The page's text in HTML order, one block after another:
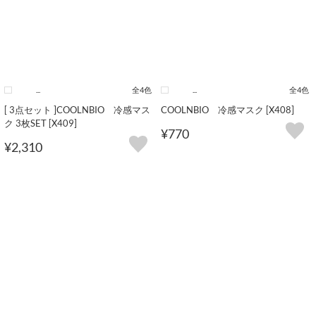
全4色
[ 3点セット ]COOLNBIO 冷感マス
ク 3枚SET [X409]
¥2,310
全4色
COOLNBIO 冷感マスク [X408]
¥770